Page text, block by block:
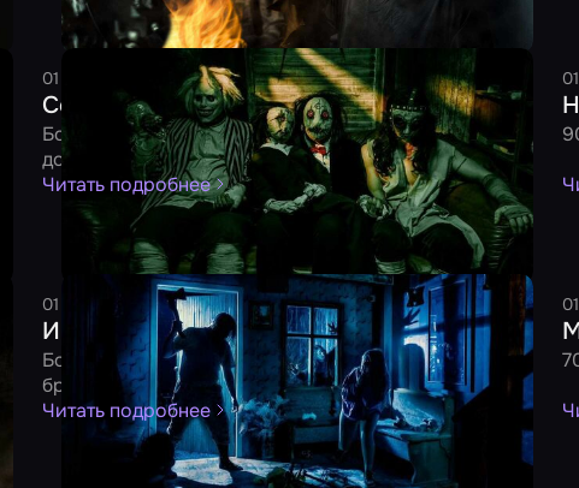
01 октября 2023 3 минуты Редакция
Сентябрьские новички от 30.09.2023
Более 40 новых квестов и перформансов уже
доступны для бронирования на «Мире Квестов»
Читать подробнее
01 июля 2023 4 минуты Редакция
Июньские новинки от 30.06.2023
Более 60 новых игр уже доступны для
бронирования на «Мире Квестов»
Читать подробнее